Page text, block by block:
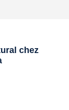
chez